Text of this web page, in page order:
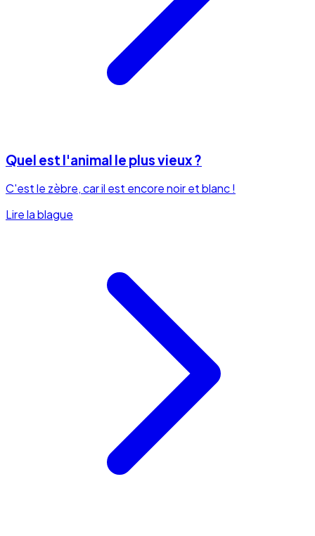
Quel est l'animal le plus vieux ?
C'est le zèbre, car il est encore noir et blanc !
Lire la blague